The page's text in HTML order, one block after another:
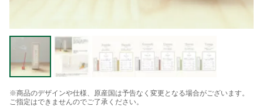
※商品のデザインや仕様、原産国は予告なく変更となる場合がございます。
ご指定はできませんのでご了承ください。